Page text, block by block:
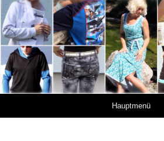
Hauptmenü